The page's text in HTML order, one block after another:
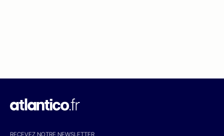
RECEVEZ NOTRE NEWSLETTER